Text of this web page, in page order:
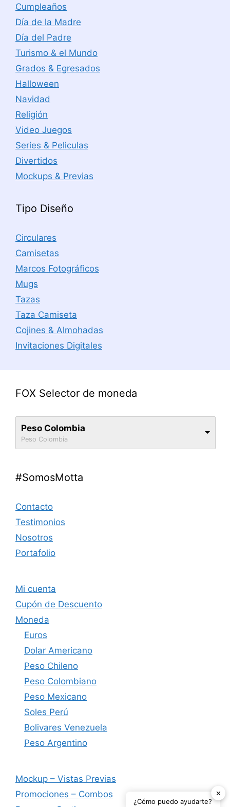
Cumpleaños
Día de la Madre
Día del Padre
Turismo & el Mundo
Grados & Egresados
Halloween
Navidad
Religión
Video Juegos
Series & Peliculas
Divertidos
Mockups & Previas
Tipo Diseño
Circulares
Camisetas
Marcos Fotográficos
Mugs
Tazas
Taza Camiseta
Cojines & Almohadas
Invitaciones Digitales
FOX Selector de moneda
Peso Colombia
Peso Colombia
#SomosMotta
Contacto
Testimonios
Nosotros
Portafolio
Mi cuenta
Cupón de Descuento
Moneda
Euros
Dolar Americano
Peso Chileno
Peso Colombiano
Peso Mexicano
Soles Perú
Bolivares Venezuela
Peso Argentino
Mockup – Vistas Previas
Promociones – Combos
✕
¿Cómo puedo ayudarte?